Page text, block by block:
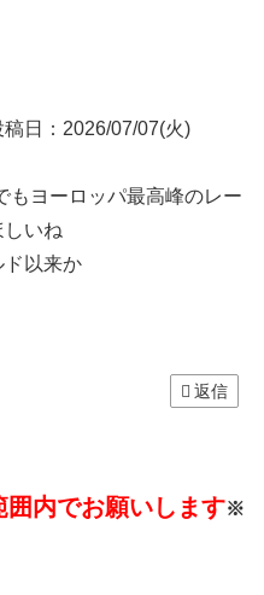
稿日：2026/07/07(火)
もヨーロッパ最高峰のレー
しいね
ド以来か
返信
囲内でお願いします※